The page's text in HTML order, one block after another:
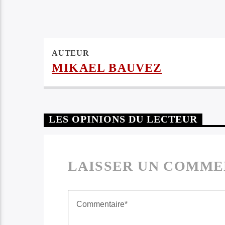
AUTEUR
MIKAEL BAUVEZ
LES OPINIONS DU LECTEUR
LAISSER UN